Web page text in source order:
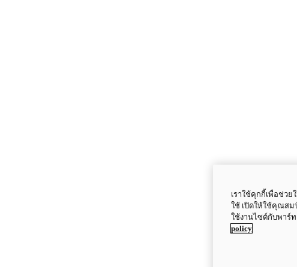
เราใช้คุกกี้เพื่อช่ว
ใช้ เปิดให้ใช้คุณสม
ใช้งานไซต์กับพาร์ท
policy